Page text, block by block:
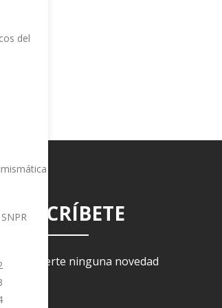
del
SUSCRÍBETE
no perderte ninguna novedad